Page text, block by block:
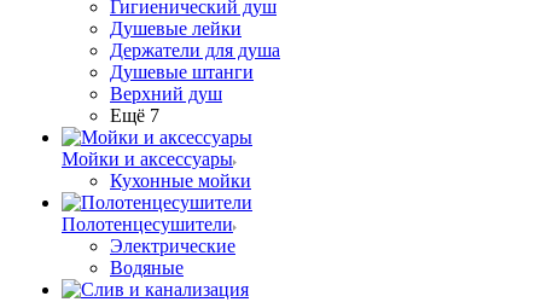
Гигиенический душ
Душевые лейки
Держатели для душа
Душевые штанги
Верхний душ
Ещё 7
Мойки и аксессуары
Кухонные мойки
Полотенцесушители
Электрические
Водяные